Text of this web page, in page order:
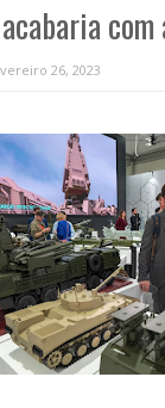
com
26, 2023